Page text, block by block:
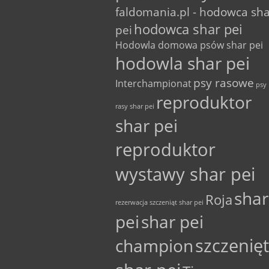
faldomania.pl - hodowca
pei hodowca shar pei
Hodowla domowa psów shar pei
hodowla shar pei
Interchampionatpsy rasowe psy
rasy shar pei reproduktor
shar pei
reproduktor
wystawy shar pei
rezerwacja szczeniąt shar pei Rojashar
peishar pei
champion